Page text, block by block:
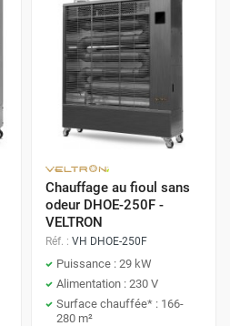
Chauffage au fioul sans
odeur DHOE-250F -
VELTRON
Réf. : VH DHOE-250F
Puissance : 29 kW
Alimentation : 230 V
Surface chauffée* : 166-
280 m²